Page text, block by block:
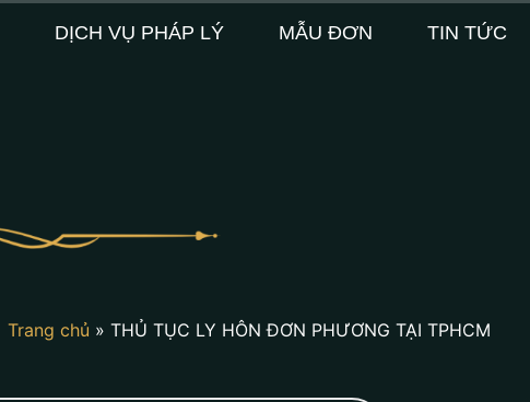
DỊCH VỤ PHÁP LÝ MẪU ĐƠN TIN TỨC
Trang chủ » THỦ TỤC LY HÔN ĐƠN PHƯƠNG TẠI TPHCM